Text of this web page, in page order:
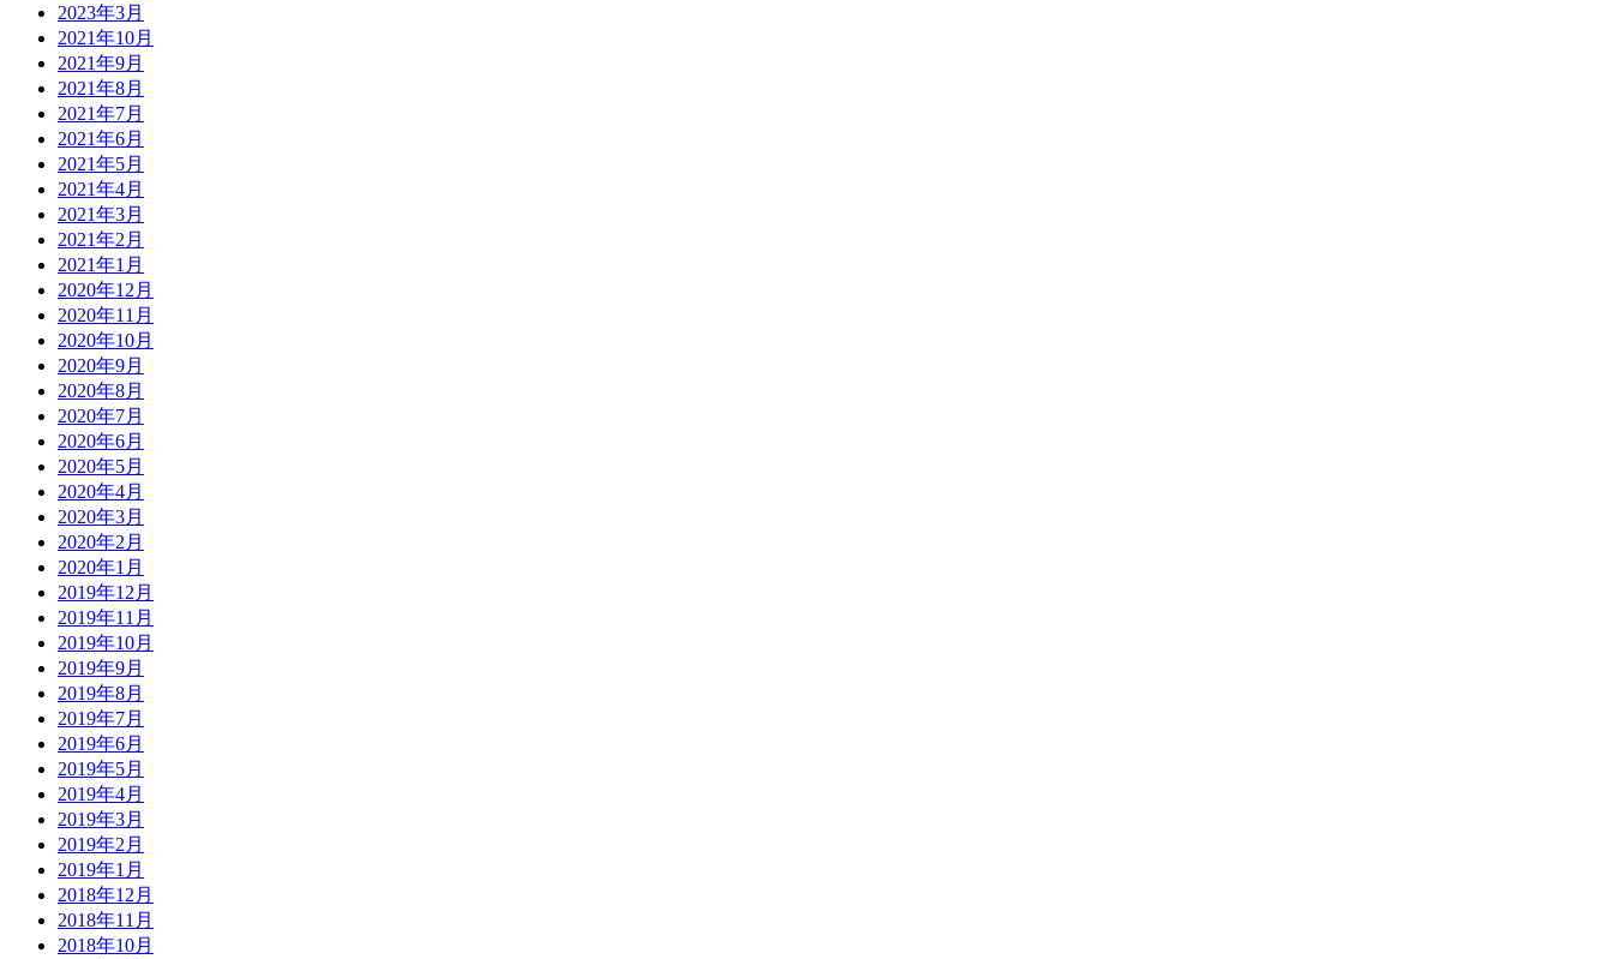
2023年3月
2021年10月
2021年9月
2021年8月
2021年7月
2021年6月
2021年5月
2021年4月
2021年3月
2021年2月
2021年1月
2020年12月
2020年11月
2020年10月
2020年9月
2020年8月
2020年7月
2020年6月
2020年5月
2020年4月
2020年3月
2020年2月
2020年1月
2019年12月
2019年11月
2019年10月
2019年9月
2019年8月
2019年7月
2019年6月
2019年5月
2019年4月
2019年3月
2019年2月
2019年1月
2018年12月
2018年11月
2018年10月